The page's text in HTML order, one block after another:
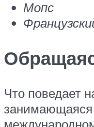
Мопс
Что поведает